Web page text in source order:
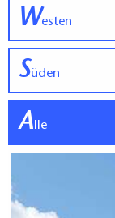
Westen
Süden
A lle